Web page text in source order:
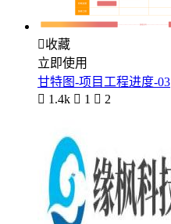
收藏
立即使用
甘特图-项目工程进度-03
 1.4k  1  2